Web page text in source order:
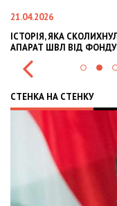
21.04.2026
ІСТОРІЯ, ЯКА
АПАРАТ ШВЛ ВІД ФОНДУ
СТЕНКА НА СТЕНКУ